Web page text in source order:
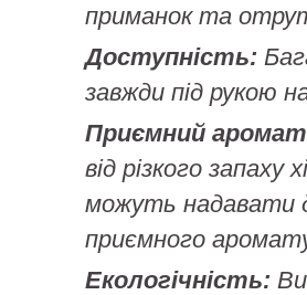
приманок та
Доступність:
завжди під рукою
Приємний
від різкого запаху
можуть надавати
приємного
Екологічність: